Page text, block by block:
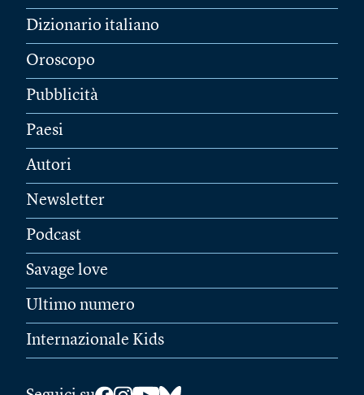
Dizionario italiano
Oroscopo
Pubblicità
Paesi
Autori
Newsletter
Podcast
Savage love
Ultimo numero
Internazionale Kids